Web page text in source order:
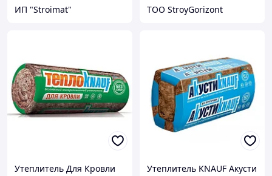
ИП "Stroimat" ТОО StroyGorizont
Утеплитель Для Кровли
Утеплитель KNAUF Акусти